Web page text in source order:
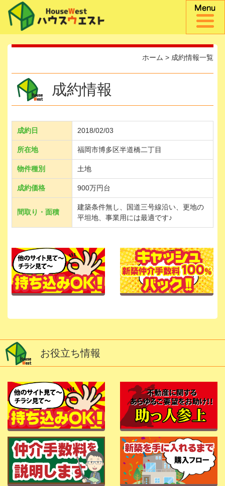
ホーム > 成約情報一覧
成約情報
成約日 2018/02/03
所在地 福岡市博多区半道橋二丁目
物件種別 土地
成約価格 900万円台
間取り・面積
建築条件無し、国道三号線沿い、更地の
平坦地、事業用には最適です♪
お役立ち情報